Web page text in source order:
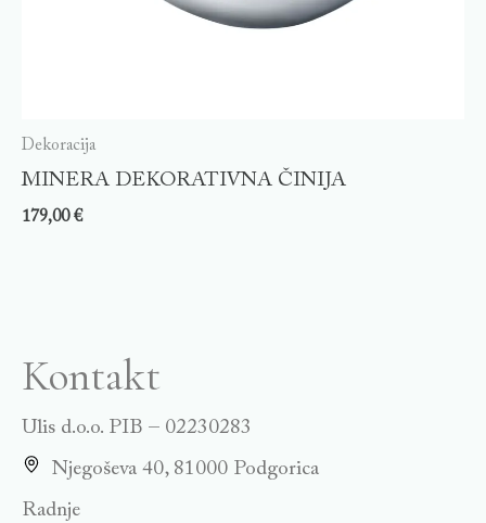
Dekoracija
MINERA DEKORATIVNA ČINIJA
179,00€
Kontakt
Ulis d.o.o. PIB – 02230283
Njegoševa 40, 81000 Podgorica
Radnje